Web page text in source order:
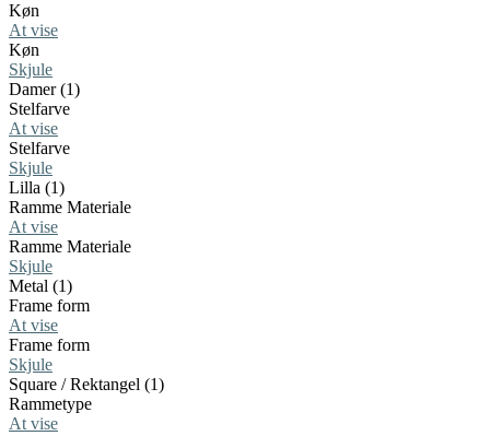
Køn
At vise
Køn
Skjule
Damer (1)
Stelfarve
At vise
Stelfarve
Skjule
Lilla (1)
Ramme Materiale
At vise
Ramme Materiale
Skjule
Metal (1)
Frame form
At vise
Frame form
Skjule
Square / Rektangel (1)
Rammetype
At vise